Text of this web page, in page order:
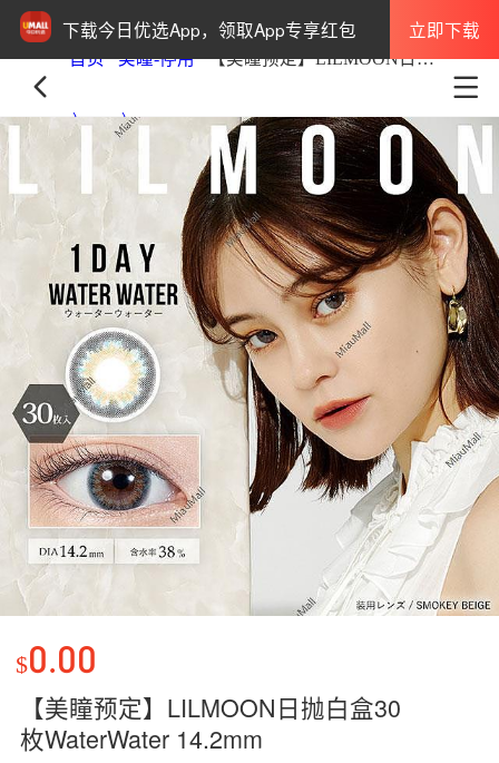
下载今日优选App，领取App专享红包 立即下载
首页 美瞳-停用 【美瞳预定】LILMOON日抛白盒30枚WaterWater 14.2mm
$0.00
【美瞳预定】LILMOON日抛白盒30
枚WaterWater 14.2mm